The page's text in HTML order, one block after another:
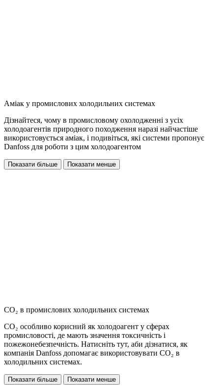
Аміак у промислових холодильних системах
Дізнайтеся, чому в промисловому охолодженні з усіх
холодоагентів природного походження наразі найчастіше
використовується аміак, і подивіться, які системи пропонує
Danfoss для роботи з цим холодоагентом
Показати більше Показати менше
CO₂ в промислових холодильних системах
CO₂ особливо корисний як холодоагент у сферах
промисловості, де мають значення токсичність і
пожежонебезпечність. Натисніть тут, аби дізнатися, як
компанія Danfoss допомагає використовувати CO₂ в
холодильних системах.
Показати більше Показати менше